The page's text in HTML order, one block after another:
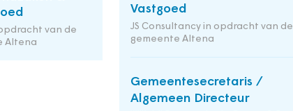
van de
Altena
Vastgoed
JS Consultancy in opdracht van de
gemeente Altena
Gemeentesecretaris /
Algemeen Directeur